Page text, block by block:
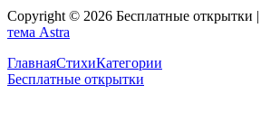
Copyright © 2026 Бесплатные открытки
тема Astra
ГлавнаяСтихиКатегории
Бесплатные открытки